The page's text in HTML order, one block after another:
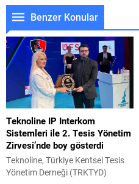
Benzer Konular
Teknoline IP Interkom
Sistemleri ile 2. Tesis Yönetim
Zirvesi’nde boy gösterdi
Teknoline, Türkiye Kentsel Tesis
Yönetim Derneği (TRKTYD)